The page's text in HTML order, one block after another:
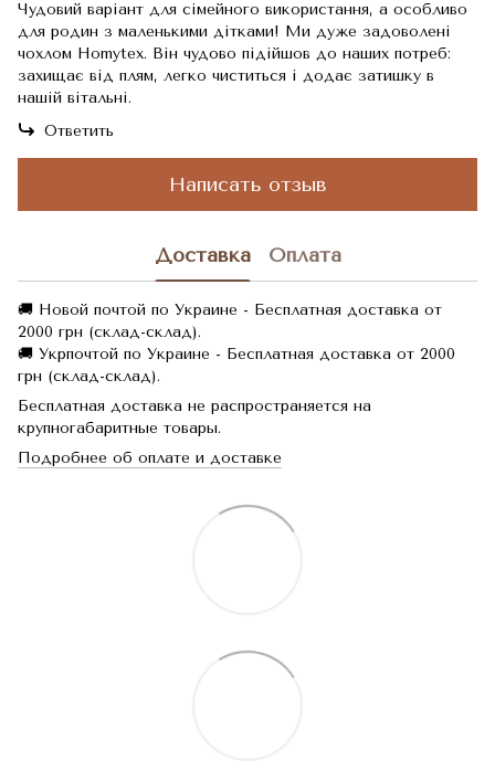
Чудовий варіант для сімейного використання, а особливо
для родин з маленькими дітками! Ми дуже задоволені
чохлом Homytex. Він чудово підійшов до наших потреб:
захищає від плям, легко чиститься і додає затишку в
нашій вітальні.
Ответить
Написать отзыв
Доставка Оплата
🚚 Новой почтой по Украине - Бесплатная доставка от
2000 грн (склад-склад).
🚚 Укрпочтой по Украине - Бесплатная доставка от 2000
грн (склад-склад).
Бесплатная доставка не распространяется на
крупногабаритные товары.
Подробнее об оплате и доставке